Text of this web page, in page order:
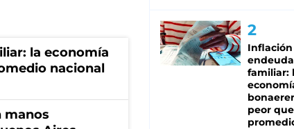
la economía
nacional
manos
Inflación
familiar:
peor